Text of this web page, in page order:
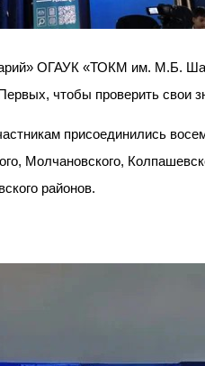
ОГАУК «ТОКМ им. М.Б.
чтобы проверить свои
присоединились
Молчановского,
районов.